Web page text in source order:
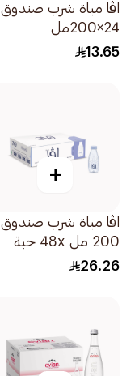
اڤا مياة شرب صندوق
24×200مل
13.65
+
اڤا مياة شرب صندوق
200 مل 48x حبة
26.26